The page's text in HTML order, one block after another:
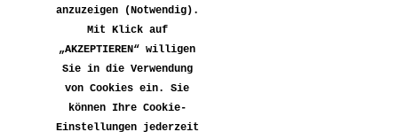
Yazılar, Seçki 2, Bahar-Yaz
hazırlayan: OSMAN ÇUTSAY,
Dünya Yay., İstanbul, sf.316-
Sf. 316 :
anzuzeigen (Notwendig).
Mit Klick auf
„AKZEPTIEREN“ willigen
Sie in die Verwendung
von Cookies ein. Sie
können Ihre Cookie-
Einstellungen jederzeit